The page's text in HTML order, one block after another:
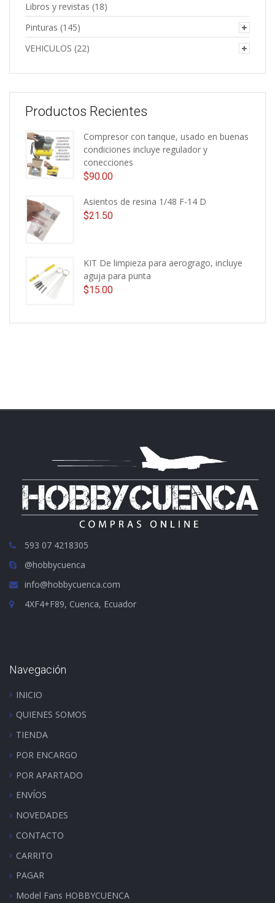
Libros y revistas (18)
Pinturas (145)
VEHICULOS (22)
Productos Recientes
Compresor con tanque, usado en buenas
condiciones incluye regulador y
conecciones
$90.00
Asientos de resina 1/48 F-14 D
$21.50
KIT De limpieza para aerogrago, incluye
aguja para punta
$15.00
593 07 4218305
@hobbycuenca
info@hobbycuenca.com
4XF4+F89, Cuenca, Ecuador
Navegación
INICIO
QUIENES SOMOS
TIENDA
POR ENCARGO
POR APARTADO
ENVÍOS
NOVEDADES
CONTACTO
CARRITO
PAGAR
Model Fans HOBBYCUENCA